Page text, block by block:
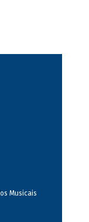
Musicais